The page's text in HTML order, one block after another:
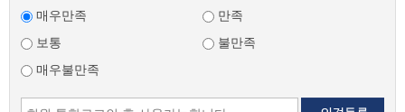
매우만족
만족
보통
불만족
매우불만족